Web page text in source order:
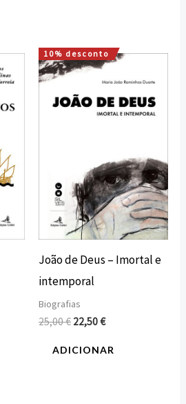
10% desconto
João de Deus – Imortal e
intemporal
Biografias
25,00€
O
preço
original
era:
25,00 €.
22,50€
O
atual
é:
22,50 €.
ADICIONAR